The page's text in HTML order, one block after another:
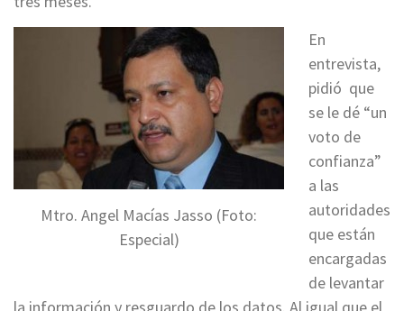
Mtro. Angel Macías Jasso (Foto:
Especial)
En
entrevista,
pidió que
se le dé “un
voto de
confianza”
a las
autoridades
que están
encargadas
de levantar